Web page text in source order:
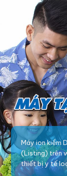
Máy ion kiềm
(Listing) trên
thiết bị y tế